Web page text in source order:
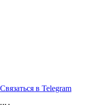
Связаться в Telegram